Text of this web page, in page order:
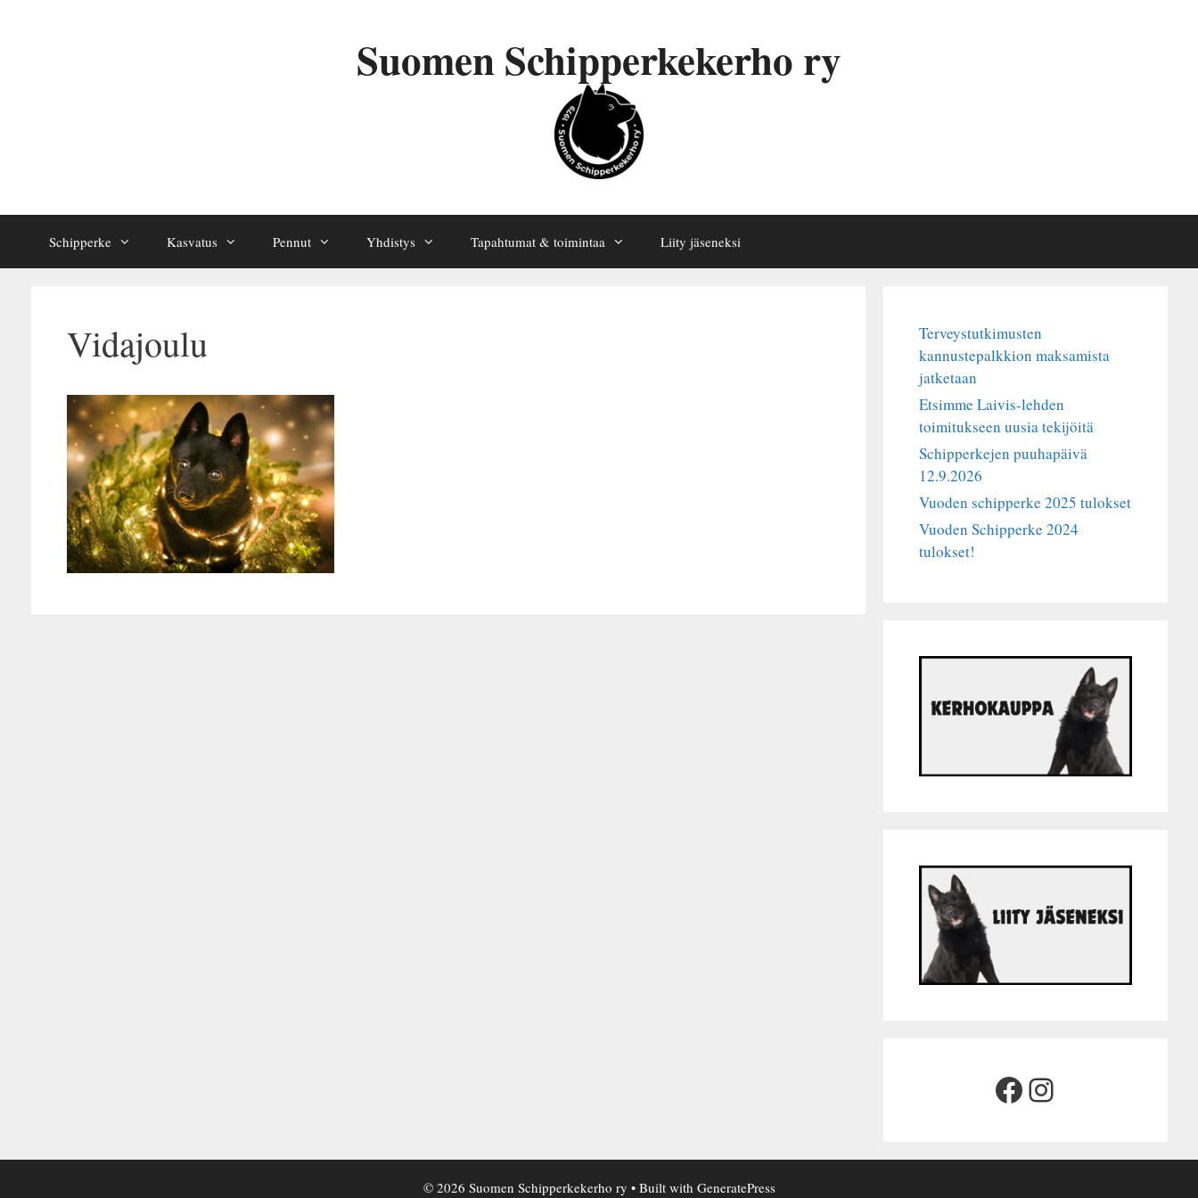
Suomen Schipperkekerho ry
Schipperke Kasvatus Pennut Yhdistys Tapahtumat & toimintaa Liity jäseneksi
Vidajoulu
Terveystutkimusten
kannustepalkkion maksamista
jatketaan
Etsimme Laivis-lehden
toimitukseen uusia tekijöitä
Schipperkejen puuhapäivä
12.9.2026
Vuoden schipperke 2025 tulokset
Vuoden Schipperke 2024
tulokset!
Facebook
Instagram
© 2026 Suomen Schipperkekerho ry • Built with GeneratePress